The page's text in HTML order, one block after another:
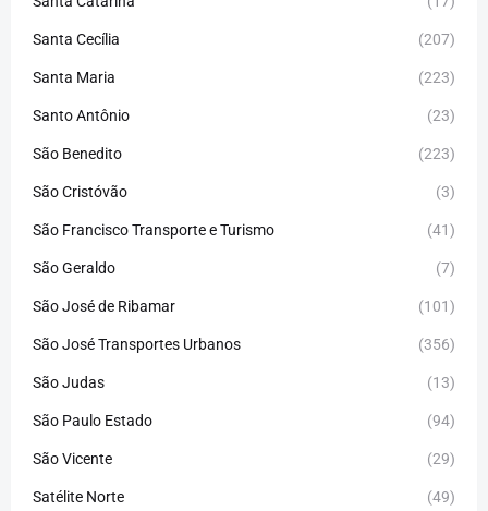
Santa Cecília (207)
Santa Maria (223)
Santo Antônio (23)
São Benedito (223)
São Cristóvão (3)
São Francisco Transporte e Turismo (41)
São Geraldo (7)
São José de Ribamar (101)
São José Transportes Urbanos (356)
São Judas (13)
São Paulo Estado (94)
São Vicente (29)
Satélite Norte (49)